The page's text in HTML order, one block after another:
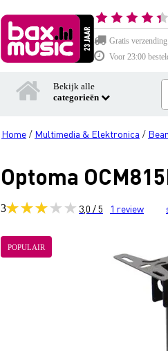
Gratis
Voor 23:00
Bekijk alle
categorieën
Home / Multimedia & Elektronica /
Optoma
3 3,0 / 5 1 review
POPULAIR